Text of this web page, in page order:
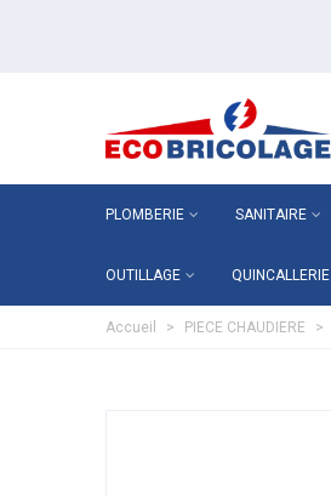
PLOMBERIE SANITAIRE
OUTILLAGE QUINCALLERIE
Accueil > PIECE CHAUDIERE >